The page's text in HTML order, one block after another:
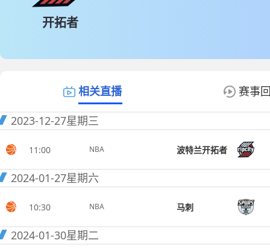
开拓者
相关直播 赛事
2023-12-27星期三
11:00 NBA 波特兰开拓者
2024-01-27星期六
10:30 NBA 马刺
2024-01-30星期二